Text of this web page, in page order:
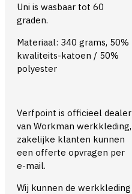
Uni is wasbaar tot 60
graden.
Materiaal: 340 grams, 50%
kwaliteits-katoen / 50%
polyester
Verfpoint is officieel dealer
van Workman werkkleding,
zakelijke klanten kunnen
een offerte opvragen per
e-mail.
Wij kunnen de werkkleding